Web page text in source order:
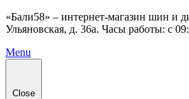
«Бали58» – интернет-магазин шин и
Ульяновская, д. 36а. Часы работы: с
Menu
Close